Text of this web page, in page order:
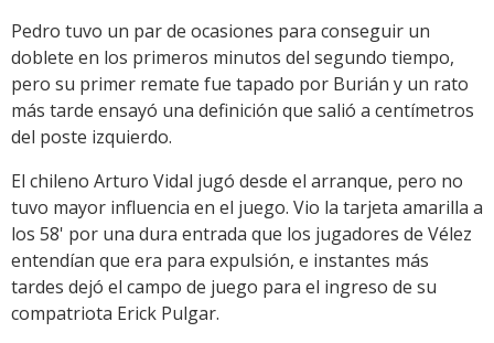
Pedro tuvo un par de ocasiones para conseguir un
doblete en los primeros minutos del segundo tiempo,
pero su primer remate fue tapado por Burián y un rato
más tarde ensayó una definición que salió a centímetros
del poste izquierdo.
El chileno Arturo Vidal jugó desde el arranque, pero no
tuvo mayor influencia en el juego. Vio la tarjeta amarilla a
los 58' por una dura entrada que los jugadores de Vélez
entendían que era para expulsión, e instantes más
tardes dejó el campo de juego para el ingreso de su
compatriota Erick Pulgar.